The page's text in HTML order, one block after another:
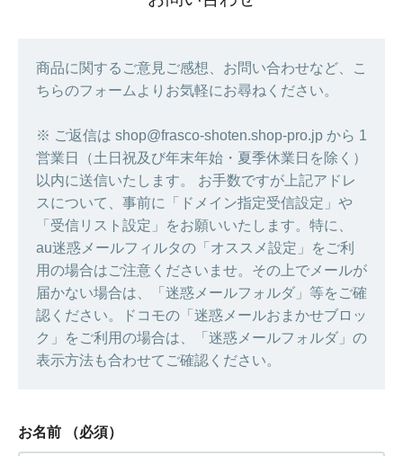
商品に関するご意見ご感想、お問い合わせなど、こ
ちらのフォームよりお気軽にお尋ねください。
※ ご返信は shop@frasco-shoten.shop-pro.jp から 1
営業日（土日祝及び年末年始・夏季休業日を除く）
以内に送信いたします。 お手数ですが上記アドレ
スについて、事前に「ドメイン指定受信設定」や
「受信リスト設定」をお願いいたします。特に、
au迷惑メールフィルタの「オススメ設定」をご利
用の場合はご注意くださいませ。その上でメールが
届かない場合は、「迷惑メールフォルダ」等をご確
認ください。ドコモの「迷惑メールおまかせブロッ
ク」をご利用の場合は、「迷惑メールフォルダ」の
表示方法も合わせてご確認ください。
お名前 （必須）